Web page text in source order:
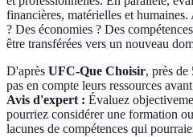
financières, matérielles et
? Des économies ? Des
être transférées vers un nouveau
D'après UFC-Que Choisir, près de
pas en compte leurs ressources
Avis d'expert : Évaluez
pourriez considérer une formation
lacunes de compétences qui